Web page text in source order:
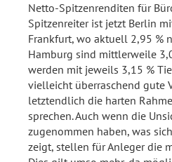
Netto-Spitzenrenditen für
Spitzenreiter ist jetzt Berlin
Frankfurt, wo aktuell 2,95 %
Hamburg sind mittlerweile
werden mit jeweils 3,15 %
vielleicht überraschend gute
letztendlich die harten
sprechen. Auch wenn die
zugenommen haben, was
zeigt, stellen für Anleger die